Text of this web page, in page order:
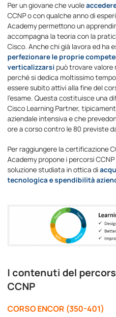
Per un giovane che vuole
CCNP o con qualche anno di
Academy permettono un
accompagna la teoria con la
Cisco. Anche chi già lavora ed ha
perfezionare le proprie
verticalizzarsi può trovare valore
perché si dedica moltissimo
essere subito attivi alla fine del
l’esame. Questa costituisce una
Cisco Learning Partner,
aziendale intensiva e che
ore a corso contro le 80 previste
Per raggiungere la certificazione
Academy propone i percorsi CCNP
soluzione studiata in ottica di
tecnologica e spendibilità
I contenuti del
CCNP
CORSO ENCOR (350-401)